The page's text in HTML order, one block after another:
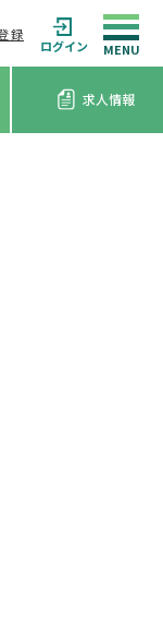
録
ログイン
求人情報